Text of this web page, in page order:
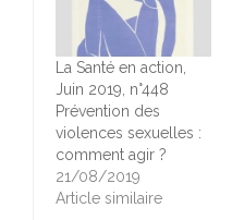
La Santé en action,
Juin 2019, n°448
Prévention des
violences sexuelles :
comment agir ?
21/08/2019
Article similaire